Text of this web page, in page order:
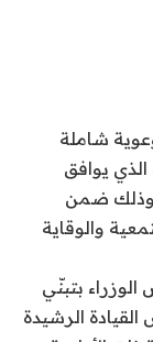
شاملة
الذي يوافق
وذلك ضمن
والوقاية
بتبنّي
الرشيدة